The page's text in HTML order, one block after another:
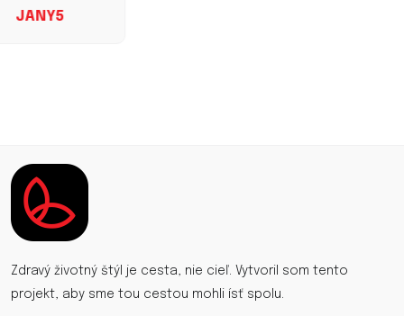
Zdravý životný štýl je cesta, nie cieľ. Vytvoril som tento
projekt, aby sme tou cestou mohli ísť spolu.